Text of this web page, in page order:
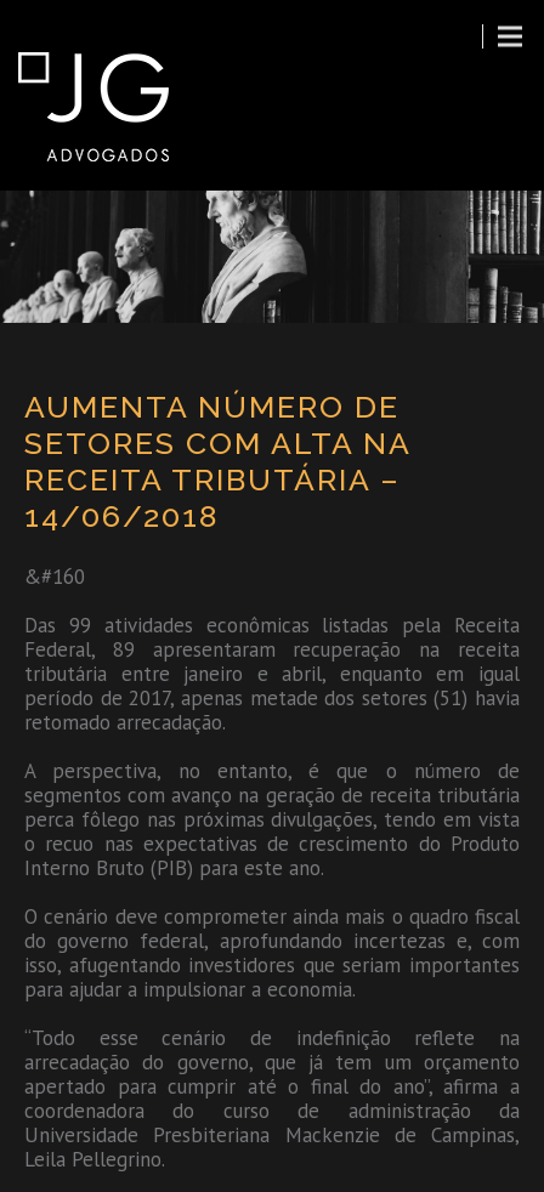
AUMENTA NÚMERO DE
SETORES COM ALTA NA
RECEITA TRIBUTÁRIA –
14/06/2018
&#160
Das 99 atividades econômicas listadas pela Receita
Federal, 89 apresentaram recuperação na receita
tributária entre janeiro e abril, enquanto em igual
período de 2017, apenas metade dos setores (51) havia
retomado arrecadação.
A perspectiva, no entanto, é que o número de
segmentos com avanço na geração de receita tributária
perca fôlego nas próximas divulgações, tendo em vista
o recuo nas expectativas de crescimento do Produto
Interno Bruto (PIB) para este ano.
O cenário deve comprometer ainda mais o quadro fiscal
do governo federal, aprofundando incertezas e, com
isso, afugentando investidores que seriam importantes
para ajudar a impulsionar a economia.
“Todo esse cenário de indefinição reflete na
arrecadação do governo, que já tem um orçamento
apertado para cumprir até o final do ano”, afirma a
coordenadora do curso de administração da
Universidade Presbiteriana Mackenzie de Campinas,
Leila Pellegrino.